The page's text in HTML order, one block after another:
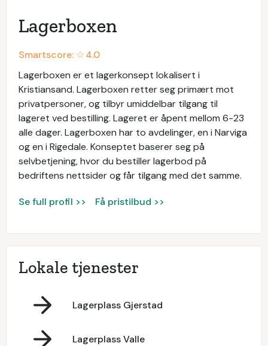
Lagerboxen
Smartscore: ☆4.0
Lagerboxen er et lagerkonsept lokalisert i
Kristiansand. Lagerboxen retter seg primært mot
privatpersoner, og tilbyr umiddelbar tilgang til
lageret ved bestilling. Lageret er åpent mellom 6-23
alle dager. Lagerboxen har to avdelinger, en i Narviga
og en i Rigedale. Konseptet baserer seg på
selvbetjening, hvor du bestiller lagerbod på
bedriftens nettsider og får tilgang med det samme.
Se full profil >> Få pristilbud >>
Lokale tjenester
Lagerplass Gjerstad
Lagerplass Valle